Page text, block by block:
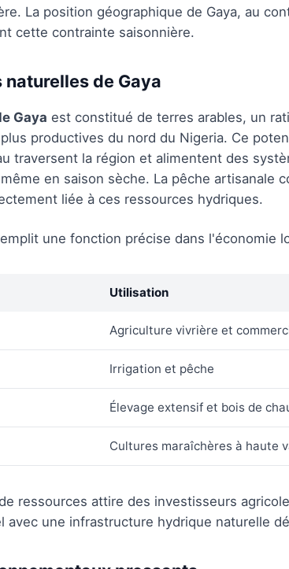
La position géographique de Gaya, au
cette contrainte saisonnière.
naturelles de Gaya
Gaya est constitué de terres arables, un
productives du nord du Nigeria. Ce
traversent la région et alimentent des
en saison sèche. La pêche artisanale
liée à ces ressources hydriques.
une fonction précise dans l'économie
Utilisation
Agriculture vivrière et
Irrigation et pêche
Élevage extensif et bois de
Cultures maraîchères à haute
ressources attire des investisseurs
avec une infrastructure hydrique naturelle